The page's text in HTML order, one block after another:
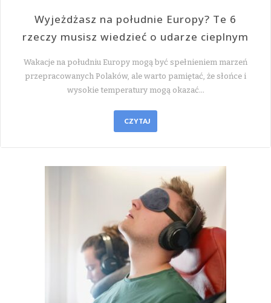
Wyjeżdżasz na południe Europy? Te 6
rzeczy musisz wiedzieć o udarze cieplnym
Wakacje na południu Europy mogą być spełnieniem marzeń
przepracowanych Polaków, ale warto pamiętać, że słońce i
wysokie temperatury mogą okazać…
CZYTAJ